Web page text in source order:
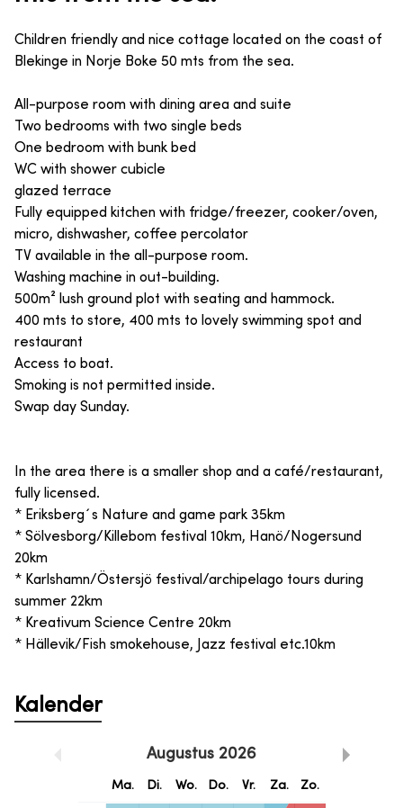
Children friendly and nice cottage located on the coast of
Blekinge in Norje Boke 50 mts from the sea.
All-purpose room with dining area and suite
Two bedrooms with two single beds
One bedroom with bunk bed
WC with shower cubicle
glazed terrace
Fully equipped kitchen with fridge/freezer, cooker/oven,
micro, dishwasher, coffee percolator
TV available in the all-purpose room.
Washing machine in out-building.
500m² lush ground plot with seating and hammock.
400 mts to store, 400 mts to lovely swimming spot and
restaurant
Access to boat.
Smoking is not permitted inside.
Swap day Sunday.
In the area there is a smaller shop and a café/restaurant,
fully licensed.
* Eriksberg´s Nature and game park 35km
* Sölvesborg/Killebom festival 10km, Hanö/Nogersund
20km
* Karlshamn/Östersjö festival/archipelago tours during
summer 22km
* Kreativum Science Centre 20km
* Hällevik/Fish smokehouse, Jazz festival etc.10km
Kalender
Augustus 2026
Ma. Di. Wo. Do. Vr. Za. Zo.